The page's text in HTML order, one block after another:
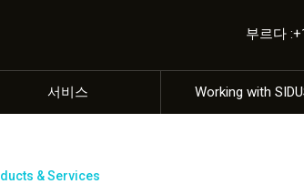
부르다
서비스 Working with
& Services